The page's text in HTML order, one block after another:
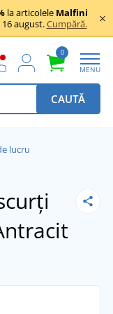
la articolele Malfini
august.Cumpără.
0
MENU
CAUTĂ
lucru